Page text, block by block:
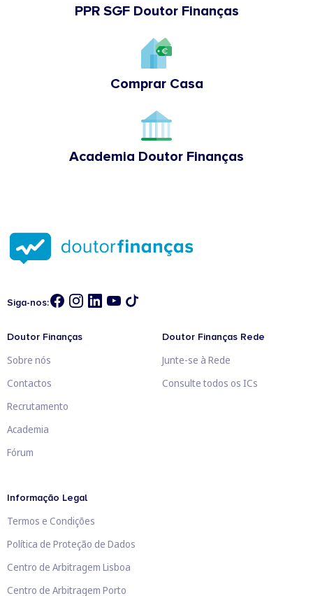
PPR SGF Doutor Finanças
Comprar Casa
Academia Doutor Finanças
Siga-nos:
Doutor Finanças
Sobre nós
Contactos
Recrutamento
Academia
Fórum
Doutor Finanças Rede
Junte-se à Rede
Consulte todos os ICs
Informação Legal
Termos e Condições
Política de Proteção de Dados
Centro de Arbitragem Lisboa
Centro de Arbitragem Porto